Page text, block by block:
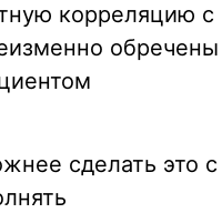
корреляцию с
обречены
сделать это с